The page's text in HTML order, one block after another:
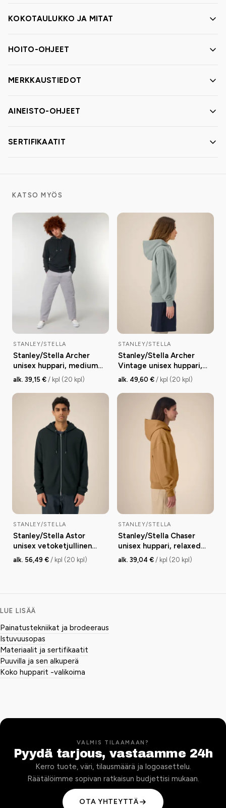
KOKOTAULUKKO JA MITAT
HOITO-OHJEET
MERKKAUSTIEDOT
AINEISTO-OHJEET
SERTIFIKAATIT
KATSO MYÖS
STANLEY/STELLA
Stanley/Stella Archer
unisex huppari, medium
fit, 300 g
alk. 39,15 € / kpl (20 kpl)
STANLEY/STELLA
Stanley/Stella Archer
Vintage unisex huppari,
medium fit, 300 g
alk. 49,60 € / kpl (20 kpl)
STANLEY/STELLA
Stanley/Stella Astor
unisex vetoketjullinen
huppari, medium fit, 320
alk. 56,49 € / kpl (20 kpl)
STANLEY/STELLA
Stanley/Stella Chaser
unisex huppari, relaxed
fit, 280 g
alk. 39,04 € / kpl (20 kpl)
LUE LISÄÄ
Painatustekniikat ja brodeeraus
Istuvuusopas
Materiaalit ja sertifikaatit
Puuvilla ja sen alkuperä
Koko hupparit -valikoima
VALMIS TILAAMAAN?
Pyydä tarjous, vastaamme 24h
Kerro tuote, väri, tilausmäärä ja logoasettelu.
Räätälöimme sopivan ratkaisun budjettisi mukaan.
OTA YHTEYTTÄ